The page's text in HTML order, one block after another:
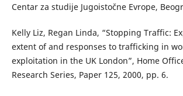
Centar za studije Jugoistočne Evrope,
Kelly Liz, Regan Linda, “Stopping Traffic:
extent of and responses to trafficking in
exploitation in the UK London”, Home
Research Series, Paper 125, 2000, pp. 6.